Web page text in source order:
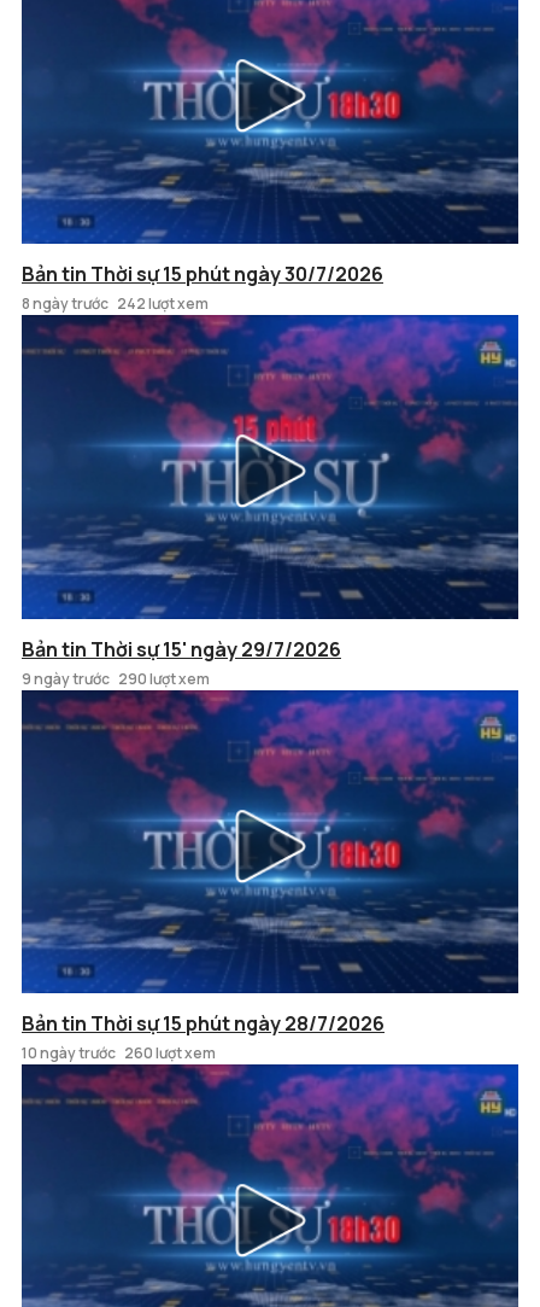
Bản tin Thời sự 15 phút ngày 30/7/2026
8 ngày trước 242 lượt xem
Bản tin Thời sự 15' ngày 29/7/2026
9 ngày trước 290 lượt xem
Bản tin Thời sự 15 phút ngày 28/7/2026
10 ngày trước 260 lượt xem